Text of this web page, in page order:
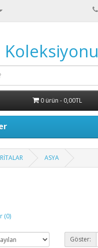
0 ürün - 0,00TL
ASYA
(0)
Göster: